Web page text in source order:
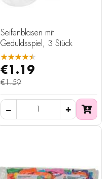
Seifenblasen mit
Geduldsspiel, 3 Stück
★★★★★
€1.19
€1.59